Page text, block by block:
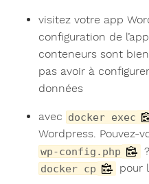
visitez votre app
configuration de
conteneurs sont
pas avoir à
données
avec docker exec
Wordpress. Pouvez-
wp-config.php
docker cp pour